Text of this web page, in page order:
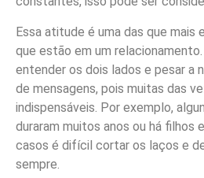
Essa atitude é uma das que mais
que estão em um
entender os dois lados e pesar a
de mensagens, pois muitas das
indispensáveis. Por exemplo,
duraram muitos anos ou há filhos
casos é difícil cortar os laços e
sempre.